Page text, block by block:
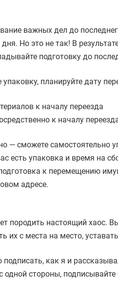
важных дел до
Но это не так! В
подготовку до
планируйте дату
к началу переезда
к началу
— сможете самостоятельно
есть упаковка и время на
к перемещению
адресе.
породить настоящий хаос.
их с места на место,
как я и
одной стороны,